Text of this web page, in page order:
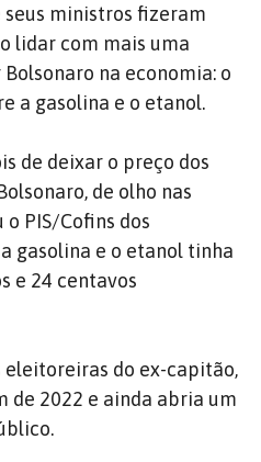
seus ministros fizeram
lidar com mais uma
na economia: o
a gasolina e o etanol.
de deixar o preço dos
de olho nas
PIS/Cofins dos
gasolina e o etanol tinha
e 24 centavos
eleitoreiras do ex-capitão,
de 2022 e ainda abria um